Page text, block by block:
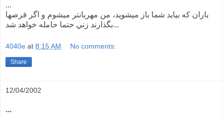
...
باران که بيايد شما باز ميشويد، من مهربانتر ميشوم و اگر قرصها
بگذارند زني حتما حامله خواهد شد...
4040e at 8:15 AM No comments:
Share
12/04/2002
...